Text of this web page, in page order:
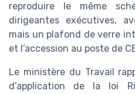
reproduire le même
dirigeantes exécutives,
mais un plafond de verre
et l’accession au poste de
Le ministère du Travail
d’application de la loi